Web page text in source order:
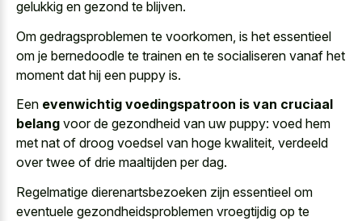
gelukkig en gezond te blijven.
Om gedragsproblemen te voorkomen, is het essentieel
om je bernedoodle te trainen en te socialiseren vanaf het
moment dat hij een puppy is.
Een evenwichtig voedingspatroon is van cruciaal
belang voor de gezondheid van uw puppy: voed hem
met nat of droog voedsel van hoge kwaliteit, verdeeld
over twee of drie maaltijden per dag.
Regelmatige dierenartsbezoeken zijn essentieel om
eventuele gezondheidsproblemen vroegtijdig op te